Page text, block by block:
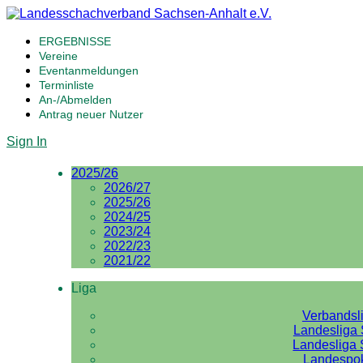
ERGEBNISSE
Vereine
Eventanmeldungen
Terminliste
An-/Abmelden
Antrag neuer Nutzer
Sign In
2025/26
2026/27
2025/26
2024/25
2023/24
2022/23
2021/22
Liga
Landesliga
Landesliga